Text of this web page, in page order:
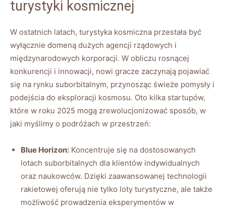
turystyki kosmicznej
W‍ ostatnich⁤ latach, turystyka kosmiczna⁣ przestała być
wyłącznie domeną dużych agencji ‍rządowych i
‍międzynarodowych korporacji. W obliczu rosnącej​
konkurencji i innowacji, nowi gracze zaczynają​ pojawiać
się na rynku suborbitalnym, ‌przynosząc świeże pomysły i
podejścia do eksploracji kosmosu. ‍Oto⁤ kilka startupów,
które w ‍roku 2025 mogą zrewolucjonizować⁢ sposób, w
jaki myślimy o podróżach w‍ przestrzeń:
Blue Horizon: Koncentruje ‍się na dostosowanych
⁤lotach suborbitalnych dla klientów indywidualnych
‍oraz naukowców. Dzięki zaawansowanej technologii
rakietowej oferują nie tylko loty turystyczne, ale także
możliwość prowadzenia​ eksperymentów ⁢w